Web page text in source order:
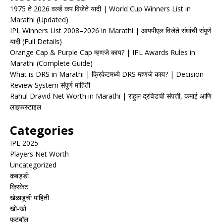
1975 ते 2026 वर्ल्ड कप विजेते यादी | World Cup Winners List in
Marathi (Updated)
IPL Winners List 2008–2026 in Marathi | आयपीएल विजेते संघांची संपूर्ण
यादी (Full Details)
Orange Cap & Purple Cap म्हणजे काय? | IPL Awards Rules in
Marathi (Complete Guide)
What is DRS in Marathi | क्रिकेटमध्ये DRS म्हणजे काय? | Decision
Review System संपूर्ण माहिती
Rahul Dravid Net Worth in Marathi | राहुल द्रविडची संपत्ती, कमाई आणि
लाइफस्टाइल
Categories
IPL 2025
Players Net Worth
Uncategorized
कबड्डी
क्रिकेट
खेळाडूंची माहिती
खो-खो
फुटबॉल